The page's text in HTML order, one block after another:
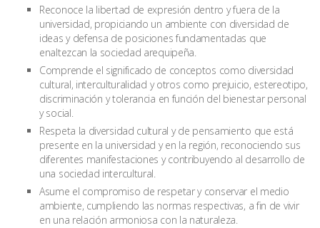
Reconoce la libertad de expresión dentro y fuera de la
universidad, propiciando un ambiente con diversidad de
ideas y defensa de posiciones fundamentadas que
enaltezcan la sociedad arequipeña.
Comprende el significado de conceptos como diversidad
cultural, interculturalidad y otros como prejuicio, estereotipo,
discriminación y tolerancia en función del bienestar personal
y social.
Respeta la diversidad cultural y de pensamiento que está
presente en la universidad y en la región, reconociendo sus
diferentes manifestaciones y contribuyendo al desarrollo de
una sociedad intercultural.
Asume el compromiso de respetar y conservar el medio
ambiente, cumpliendo las normas respectivas, a fin de vivir
en una relación armoniosa con la naturaleza.